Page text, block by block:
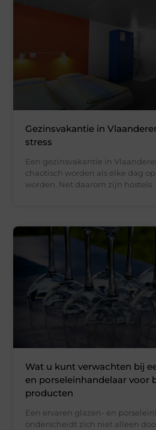
Gezinsvakantie in
stress
Een gezinsvakantie in
chaotisch worden als elke dag
worden. Net daarom zijn hostels
Wat u kunt verwachten bij
en porseleinhandelaar voor
producten
Een ervaren glazen- en
onderscheidt zich niet alleen